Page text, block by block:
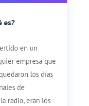
es?
en un
empresa que
los días
de
radio, eran los